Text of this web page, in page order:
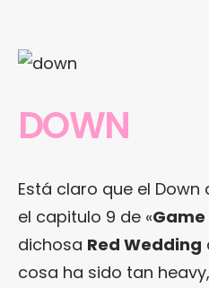
DOWN
Está claro que el
el capitulo 9 de «
dichosa Red Wedding
cosa ha sido tan